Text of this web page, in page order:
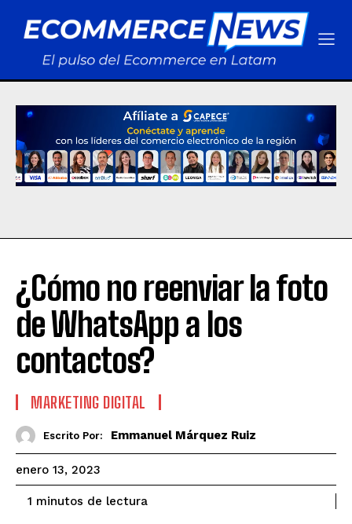
¿Cómo no reenviar la foto
de WhatsApp a los
contactos?
MARKETING DIGITAL
Escrito Por: Emmanuel Márquez Ruiz
enero 13, 2023
1 minutos de lectura